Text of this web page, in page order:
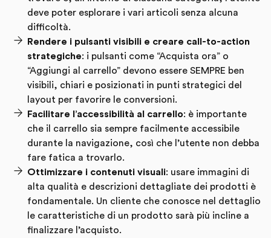
deve poter esplorare i vari articoli senza alcuna
difficoltà.
Rendere i pulsanti visibili e creare call-to-action
strategiche: i pulsanti come “Acquista ora” o
“Aggiungi al carrello” devono essere SEMPRE ben
visibili, chiari e posizionati in punti strategici del
layout per favorire le conversioni.
Facilitare l’accessibilità al carrello: è importante
che il carrello sia sempre facilmente accessibile
durante la navigazione, così che l’utente non debba
fare fatica a trovarlo.
Ottimizzare i contenuti visuali: usare immagini di
alta qualità e descrizioni dettagliate dei prodotti è
fondamentale. Un cliente che conosce nel dettaglio
le caratteristiche di un prodotto sarà più incline a
finalizzare l’acquisto.